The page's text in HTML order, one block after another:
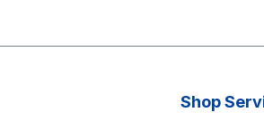
Shop